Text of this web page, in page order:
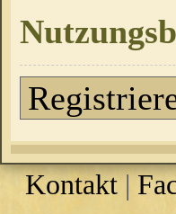
Kontakt |